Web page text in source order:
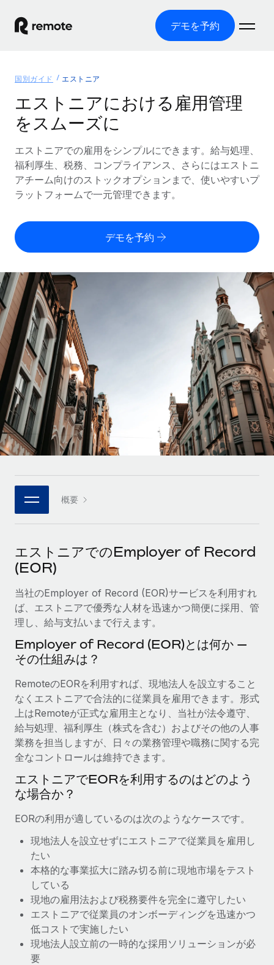
デモを予約
グローバル雇用
グローバル給与処理
コンプライアンス対応の給与処理を手軽に
Employer of Record（EOR）
グローバル展開をコストをかけずに実現
Contractor of Record
世界中の契約社員と法令を遵守して契約
世界中の契約社員をオンボーディングし、管理
PEO
複雑な雇用関連業務を外部委託
インフラ
Remote統合
人事機能をワークフローにシームレスに統合する
プラットフォーム
チームのための人事の基本機能を内蔵
接続 新しい
当社のMCPを使用して、あらゆるAIツールをRemoteに接続
統合
基本的なビジネスツールを活用して業務プロセスを効率化す
サービス
専門家に相談
グローバル人事・コンプライアンスの専門サポート
候補者の選考プロセスをシンプルに
コンプライアンスリスクを先回りして対応
デバイス管理
ITデバイスを世界規模で提供・管理
法人設立
法令順守した法人をスピーディに設立
移住・転勤
従業員の異動をスムーズに
福利厚生
従業員の福利厚生を簡単に管理
ソリューション
各国の制度に対応
国別ガイド
/国別のグローバル雇用支援を検索する
Remoteを他社と比較
成長の段階
スタートアップ
成長中の企業向けのアジャイルなグローバルHR・給与処理ソ
リューション
ミッドマーケット
カスタマイズされた人事ソリューションでチームを拡大する
企業
大企業向けのグローバルHR
パートナーに登録
戦略的テクノロジーパートナー
グローバルな人事機能を柔軟に自社プラットフォームへ統合
当社とのパートナーシップの可能性を検討する
Remote Build
統合とAI自動化に関するコンサルティング
リソース
ツールと計算ツール
従業員コスト計算ツール
契約社員の報酬計算ツール
グローバルな契約社員向けに、通貨オプションと支払スピー
ドを確認する
REMOTEで学習
リサーチおよびガイド
活用事例
HR用語集
チェックリストおよびテンプレート
職務内容ライブラリ
ウェビナー
イベント
ニュースルーム
給与・人材情報
情報センター
サポートを依頼する
すべてのリソースを表示する
ブログ
グローバル給与処理
EORおよびPEO
契約社員管理
税務
ブログ
Remoteの製品アップデート：GustoとXeroの統合お
よびContractor Management Plus（契約社員管理
プラス）
Remoteの使命は、世界のどこにいても、あらゆる規模の企業が
業務に最適な人材を採用し、管理し、給与を支給できるようにす
ることです。この数週間で、新しい統合、機能、改良点をリリー
価格
English
Nederlands
Français
Deutsch
Español
Italiano
Português (Portugal)
日本語
한국어
国別ガイド エストニア
エストニアにおける雇用管理
をスムーズに
エストニアでの雇用をシンプルにできます。給与処理、
福利厚生、税務、コンプライアンス、さらにはエストニ
アチーム向けのストックオプションまで、使いやすいプ
ラットフォームで一元管理できます。
デモを予約
概要
エストニアでのEmployer of Record
(EOR)
当社のEmployer of Record (EOR)サービスを利用すれ
ば、エストニアで優秀な人材を迅速かつ簡便に採用、管
理し、給与支払いまで行えます。
Employer of Record (EOR)とは何か —
その仕組みは？
RemoteのEORを利用すれば、現地法人を設立すること
なくエストニアで合法的に従業員を雇用できます。形式
上はRemoteが正式な雇用主となり、当社が法令遵守、
給与処理、福利厚生（株式を含む）およびその他の人事
業務を担当しますが、日々の業務管理や職務に関する完
全なコントロールは維持できます。
エストニアでEORを利用するのはどのよう
な場合か？
EORの利用が適しているのは次のようなケースです。
現地法人を設立せずにエストニアで従業員を雇用し
たい
本格的な事業拡大に踏み切る前に現地市場をテスト
している
現地の雇用法および税務要件を完全に遵守したい
エストニアで従業員のオンボーディングを迅速かつ
低コストで実施したい
現地法人設立前の一時的な採用ソリューションが必
要